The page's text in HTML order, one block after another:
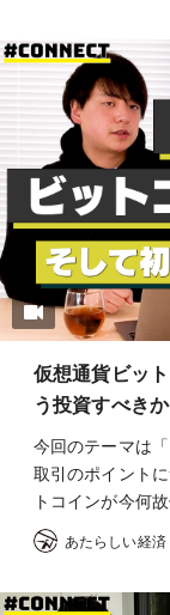
仮想通貨ビッ
う投資すべきか
今回のテーマは
取引のポイント
トコインが今何